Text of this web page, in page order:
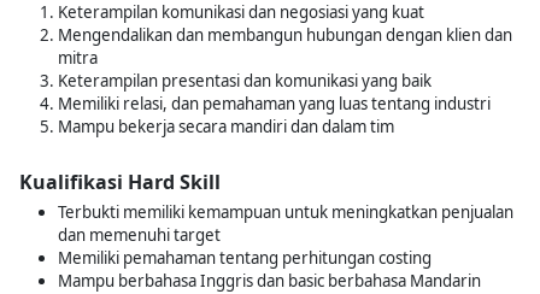
Keterampilan komunikasi dan negosiasi yang kuat
Mengendalikan dan membangun hubungan dengan klien dan
mitra
Keterampilan presentasi dan komunikasi yang baik
Memiliki relasi, dan pemahaman yang luas tentang industri
Mampu bekerja secara mandiri dan dalam tim
Kualifikasi Hard Skill
Terbukti memiliki kemampuan untuk meningkatkan penjualan
dan memenuhi target
Memiliki pemahaman tentang perhitungan costing
Mampu berbahasa Inggris dan basic berbahasa Mandarin